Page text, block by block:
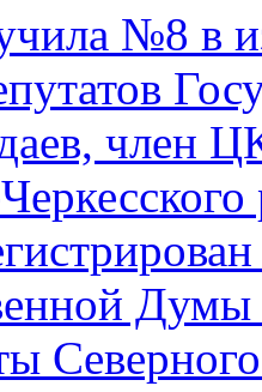
№8 в
член
Северного